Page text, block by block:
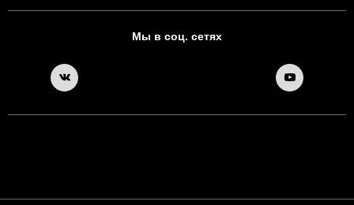
Мы в соц. сетях